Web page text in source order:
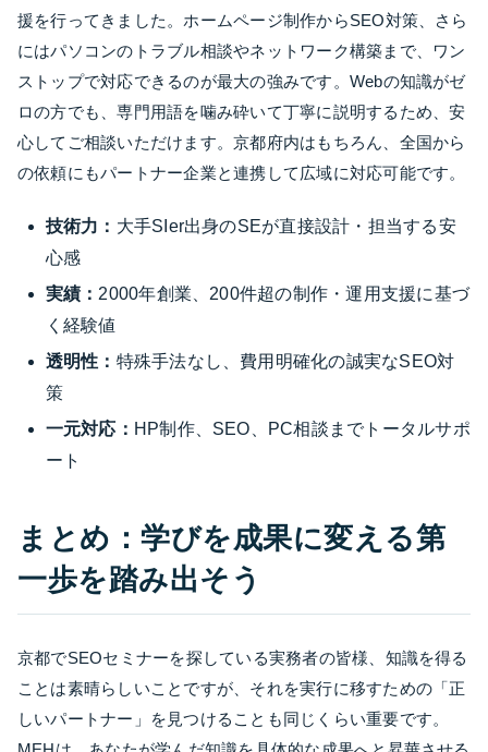
援を行ってきました。ホームページ制作からSEO対策、さら
にはパソコンのトラブル相談やネットワーク構築まで、ワン
ストップで対応できるのが最大の強みです。Webの知識がゼ
ロの方でも、専門用語を噛み砕いて丁寧に説明するため、安
心してご相談いただけます。京都府内はもちろん、全国から
の依頼にもパートナー企業と連携して広域に対応可能です。
技術力： 大手SIer出身のSEが直接設計・担当する安
心感
実績： 2000年創業、200件超の制作・運用支援に基づ
く経験値
透明性： 特殊手法なし、費用明確化の誠実なSEO対
策
一元対応： HP制作、SEO、PC相談までトータルサポ
ート
まとめ：学びを成果に変える第
一歩を踏み出そう
京都でSEOセミナーを探している実務者の皆様、知識を得る
ことは素晴らしいことですが、それを実行に移すための「正
しいパートナー」を見つけることも同じくらい重要です。